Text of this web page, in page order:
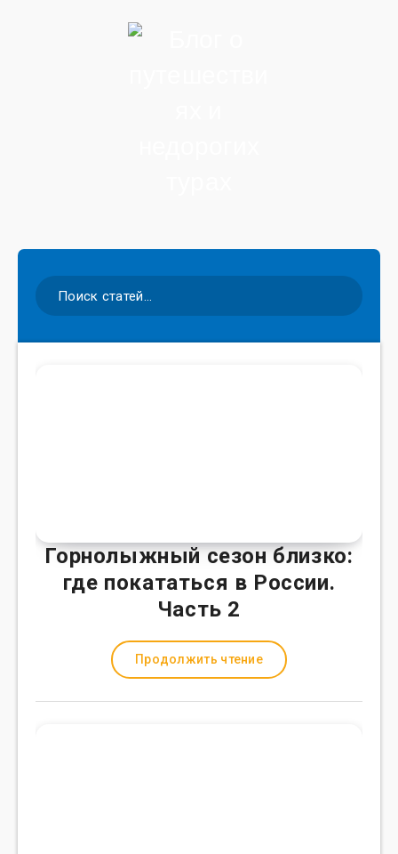
Горнолыжный сезон близко:
где покататься в России.
Часть 2
Продолжить чтение